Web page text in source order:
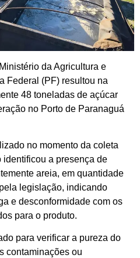
da Agricultura e
Federal (PF) resultou na
48 toneladas de açúcar
no Porto de Paranaguá
no momento da coleta
a presença de
areia, em quantidade
legislação, indicando
e desconformidade com os
para o produto.
para verificar a pureza do
contaminações ou